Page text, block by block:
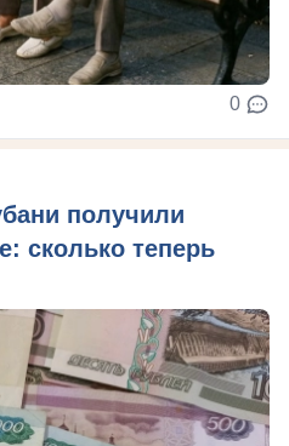
0
получили
сколько теперь